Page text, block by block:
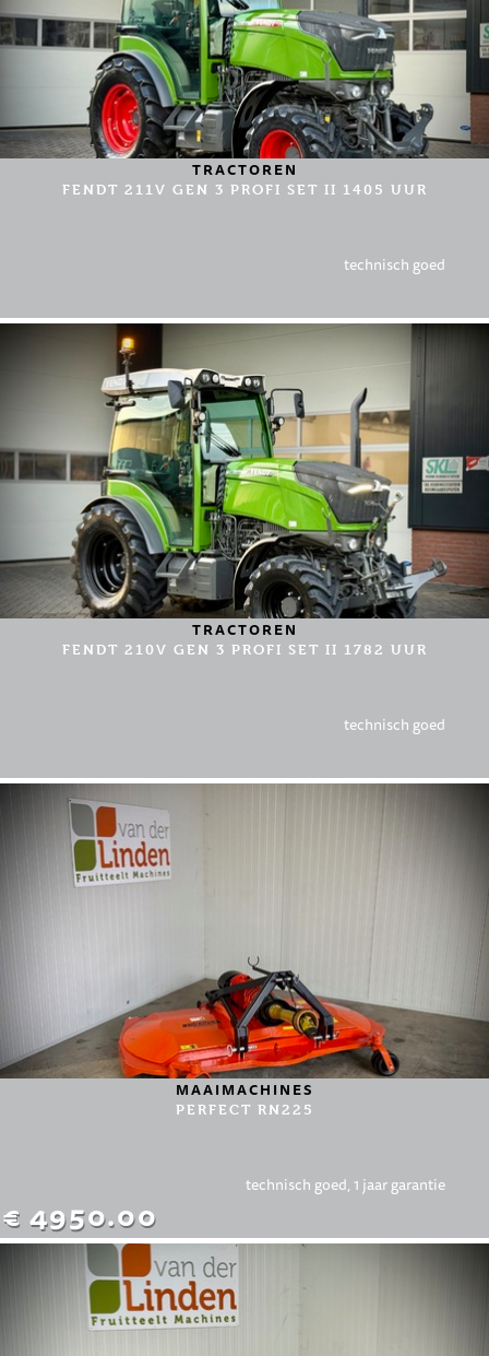
TRACTOREN
FENDT 211V GEN 3 PROFI SET II 1405 UUR
technisch goed
TRACTOREN
FENDT 210V GEN 3 PROFI SET II 1782 UUR
technisch goed
MAAIMACHINES
PERFECT RN225
€ 4950.00
technisch goed, 1 jaar garantie